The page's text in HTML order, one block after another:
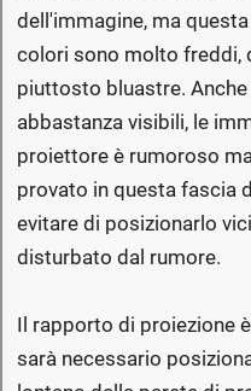
dell'immagine, ma
colori sono molto freddi,
piuttosto bluastre.
abbastanza visibili, le
proiettore è rumoroso
provato in questa fascia
evitare di posizionarlo
disturbato dal rumore.
Il rapporto di proiezione
sarà necessario